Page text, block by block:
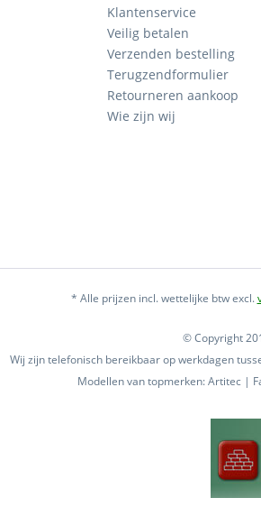
Klantenservice
Veilig betalen
Verzenden bestelling
Terugzendformulier
Retourneren aankoop
Wie zijn wij
* Alle prijzen incl. wettelijke btw excl.
© Copyright
Wij zijn telefonisch bereikbaar op werkdagen
Modellen van topmerken: Artitec |